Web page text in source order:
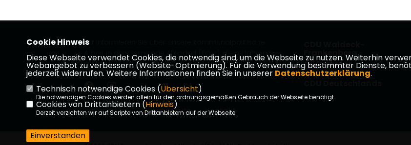
Wir informieren Sie über unsere kommunalpolitische
Arbeit in der Gemeinde Allendorf (Eder). Hier erfahren Sie
mehr!
Impressum Datenschutz Kontakt
Frankenberg
CDU Hessen
Cookie Hinweis
Diese Webseite verwendet Cookies, die notwendig sind, um die Webseite zu nutzen. Weiterhin
Webangebot zu verbessern (Website-Optmierung). Für die Verwendung bestimmter Dienste,
jederzeit widerrufen. Weitere Informationen finden Sie in unserer Datenschutzerklärung.
Technisch notwendige Cookies (Übersicht)
Die notwendigen Cookies werden allein für den ordnungsgemäßen Gebrauch der Webseite benötigt.
Cookies von Drittanbietern (Hinweis)
Derzeit verzichten wir auf Scripte von Drittanbietern auf der Webseite.
Einverstanden